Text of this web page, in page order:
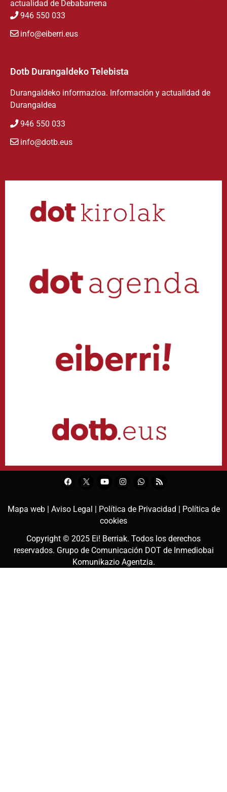
actualidad de Debabarrena
946 550 033
info@eiberri.eus
Dotb Durangaldeko Telebista
Durangaldeko informazioa. Información y actualidad de
Durangaldea
946 550 033
info@dotb.eus
Mapa web | Aviso Legal | Política de Privacidad | Política de
cookies
Copyright © 2025 Ei! Berriak. Todos los derechos
reservados. Grupo de Comunicación DOT de Inmediobai
Komunikazio Agentzia.